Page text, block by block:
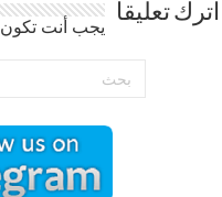
اترك تعليقاً
يجب أنت تكون